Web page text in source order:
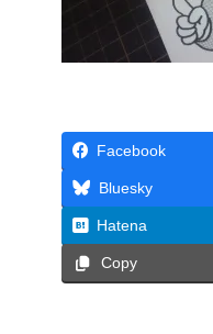
o
k
Facebook
Bluesky
Hatena
Copy